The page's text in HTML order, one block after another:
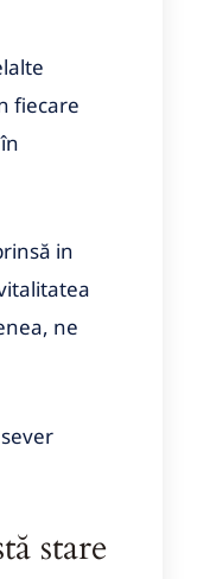
fiecare
in
ne
stare